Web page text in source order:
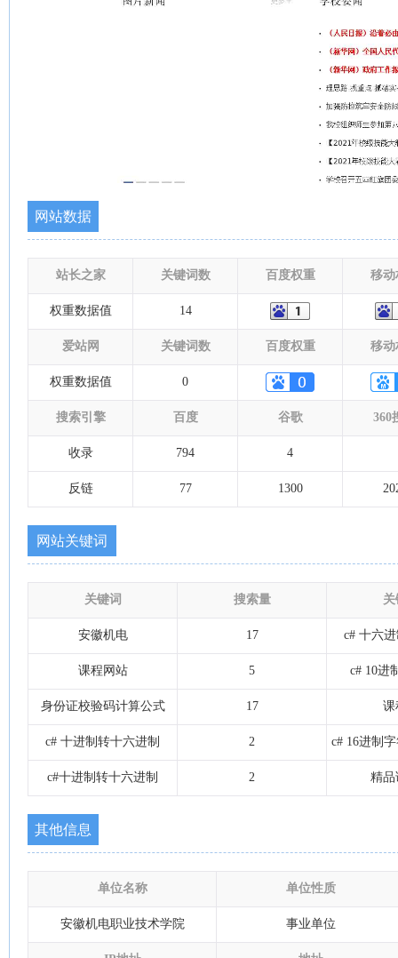
网站数据
站长之家 关键词数 百度权重 移动
权重数据值 14
爱站网 关键词数 百度权重 移动
权重数据值 0
搜索引擎 百度 谷歌 360
收录 794 4
反链 77 1300
网站关键词
关键词 搜索量 关
安徽机电 17 c# 十六
课程网站 5 c# 10进
身份证校验码计算公式 17 课
c# 十进制转十六进制 2 c# 16进制
c#十进制转十六进制 2 精品
其他信息
单位名称 单位性质
安徽机电职业技术学院 事业单位